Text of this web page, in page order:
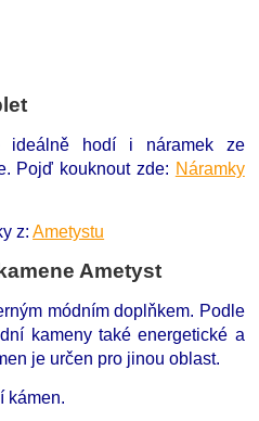
ideálně hodí i náramek ze
Pojď kouknout zde: Náramky
z:Ametystu
Ametyst
módním doplňkem. Podle
kameny také energetické a
je určen pro jinou oblast.
kámen.